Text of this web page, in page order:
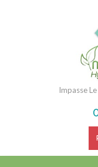
Impasse